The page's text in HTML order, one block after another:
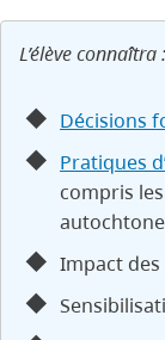
L’élève connaîtra :
Décisions
Pratiques
compris
Impact des